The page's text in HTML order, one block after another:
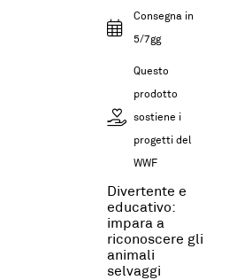
Consegna in
5/7gg
Questo
prodotto
sostiene i
progetti del
WWF
Divertente e
educativo:
impara a
riconoscere gli
animali
selvaggi